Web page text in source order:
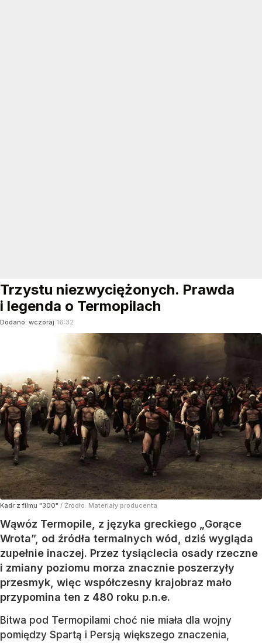
Trzystu niezwyciężonych. Prawda
i legenda o Termopilach
Dodano: wczoraj 16:32
Kadr z filmu "300" / Źródło: Materiały producenta
Wąwóz Termopile, z języka greckiego „Gorące
Wrota”, od źródła termalnych wód, dziś wygląda
zupełnie inaczej. Przez tysiąclecia osady rzeczne
i zmiany poziomu morza znacznie poszerzyły
przesmyk, więc współczesny krajobraz mało
przypomina ten z 480 roku p.n.e.
Bitwa pod Termopilami choć nie miała dla wojny
pomiędzy Spartą i Persją większego znaczenia,